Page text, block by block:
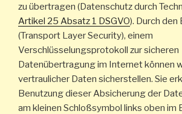
zu übertragen (Datenschutz durch
Artikel 25 Absatz 1 DSGVO). Durch den
(Transport Layer Security), einem
Verschlüsselungsprotokoll zur sicheren
Datenübertragung im Internet können
vertraulicher Daten sicherstellen. Sie
Benutzung dieser Absicherung der
am kleinen Schloßsymbol links oben im